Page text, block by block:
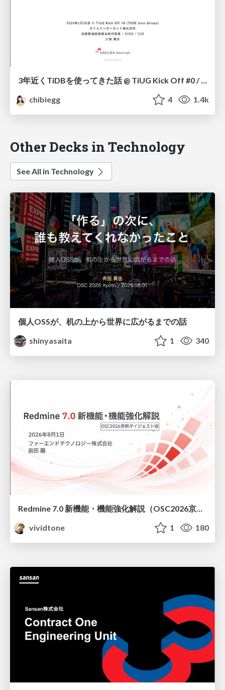
3年近くTiDBを使ってきた話 @ TiUG Kick Off #0 / My Journey with TiDB: Nearly Three Years On @ TiDB User Group Kick Off #0
chibiegg
4 1.4k
Other Decks in Technology
See All in Technology
個人OSSが、机の上から世界に広がるまでの話
shinyasaita
1 340
Redmine 7.0 新機能・機能強化解説（OSC2026京都ダイジェスト版）
vividtone
1 180